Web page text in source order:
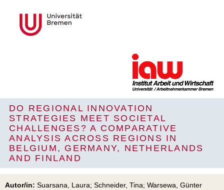
DO REGIONAL INNOVATION
STRATEGIES MEET SOCIETAL
CHALLENGES? A COMPARATIVE
ANALYSIS ACROSS REGIONS IN
BELGIUM, GERMANY, NETHERLANDS
AND FINLAND
Autor/in: Suarsana, Laura; Schneider, Tina; Warsewa, Günter